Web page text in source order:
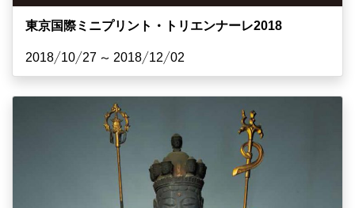
東京国際ミニプリント・トリエンナーレ2018
2018/10/27 ~ 2018/12/02